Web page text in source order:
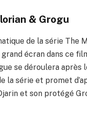
& Grogu
de la série The
écran dans ce
se déroulera après
la série et promet
et son protégé